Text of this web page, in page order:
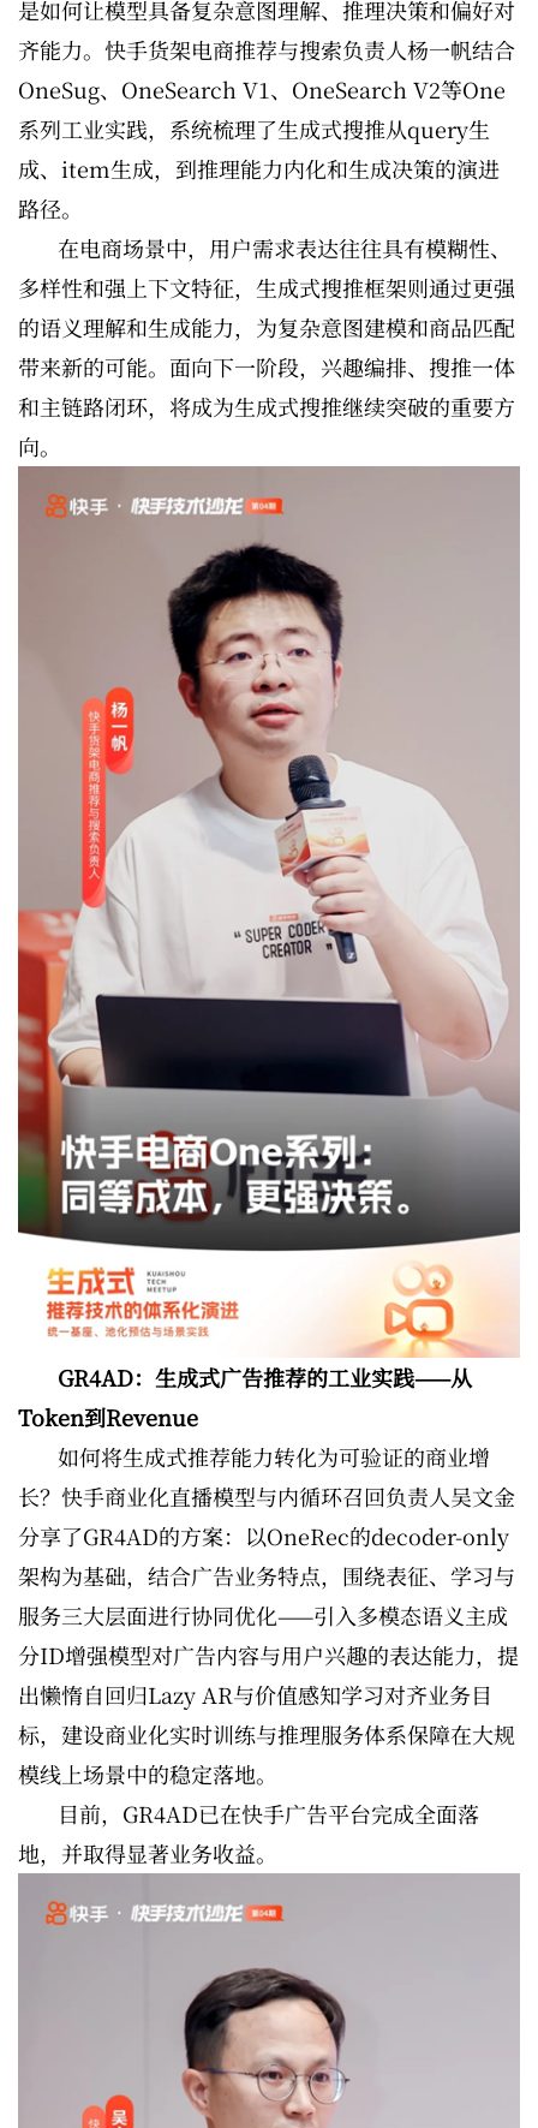
是如何让模型具备复杂意图理解、推理决策和偏好对
齐能力。快手货架电商推荐与搜索负责人杨一帆结合
OneSug、OneSearch V1、OneSearch V2等One
系列工业实践，系统梳理了生成式搜推从query生
成、item生成，到推理能力内化和生成决策的演进
路径。
在电商场景中，用户需求表达往往具有模糊性、
多样性和强上下文特征，生成式搜推框架则通过更强
的语义理解和生成能力，为复杂意图建模和商品匹配
带来新的可能。面向下一阶段，兴趣编排、搜推一体
和主链路闭环，将成为生成式搜推继续突破的重要方
向。
GR4AD：生成式广告推荐的工业实践——从
Token到Revenue
如何将生成式推荐能力转化为可验证的商业增
长？快手商业化直播模型与内循环召回负责人吴文金
分享了GR4AD的方案：以OneRec的decoder-only
架构为基础，结合广告业务特点，围绕表征、学习与
服务三大层面进行协同优化——引入多模态语义主成
分ID增强模型对广告内容与用户兴趣的表达能力，提
出懒惰自回归Lazy AR与价值感知学习对齐业务目
标，建设商业化实时训练与推理服务体系保障在大规
模线上场景中的稳定落地。
目前，GR4AD已在快手广告平台完成全面落
地，并取得显著业务收益。